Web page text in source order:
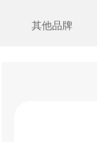
其他品牌